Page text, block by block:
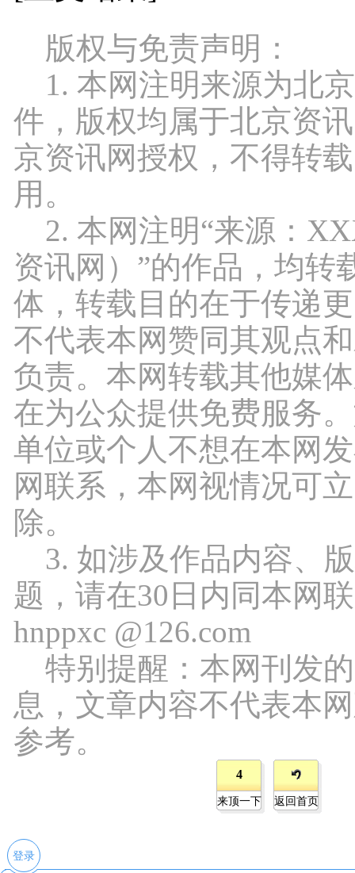
版权与免责声明：
1. 本网注明来源为北
件，版权均属于北京资
京资讯网授权，不得转
用。
2. 本网注明“来源：
资讯网）”的作品，均转
体，转载目的在于传递
不代表本网赞同其观点
负责。本网转载其他媒
在为公众提供免费服务
单位或个人不想在本网
网联系，本网视情况可
除。
3. 如涉及作品内容、
题，请在30日内同本网
hnppxc @126.com
特别提醒：本网刊发
息，文章内容不代表本
参考。
4
来顶一下 返回首页
登录